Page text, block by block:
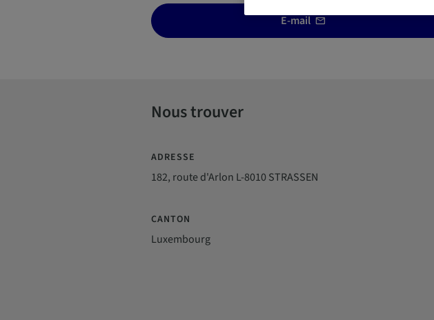
E-mail
Nous trouver
ADRESSE
182, route d'Arlon L-8010 STRASSEN
CANTON
Luxembourg